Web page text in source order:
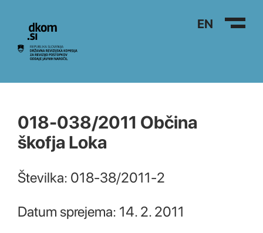
Na vsebino EN
018-038/2011 Občina
škofja Loka
Številka: 018-38/2011-2
Datum sprejema: 14. 2. 2011